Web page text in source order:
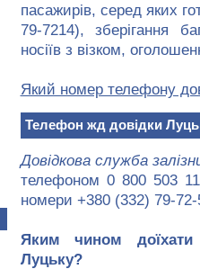
пасажирів, серед яких
79-7214), зберігання
носіїв з візком,
Який номер телефону
Телефон жд довідки
Довідкова служба
телефоном 0 800 503
номери +380 (332) 79-
Яким чином
Луцьку?